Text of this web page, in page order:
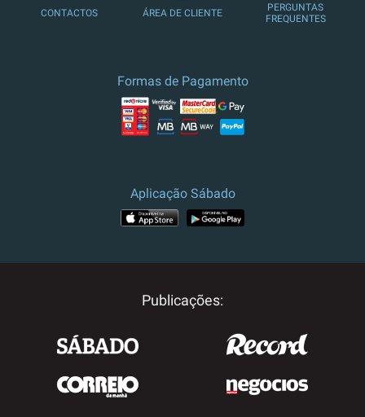
CONTACTOS ÁREA DE CLIENTE
PERGUNTAS
FREQUENTES
Formas de Pagamento
Aplicação Sábado
Publicações: